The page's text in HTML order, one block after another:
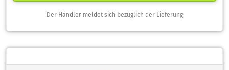
Der Händler meldet sich bezüglich der Lieferung